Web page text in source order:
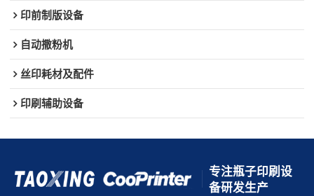
印前制版设备
自动撒粉机
丝印耗材及配件
印刷辅助设备
专注瓶子印刷设
备研发生产